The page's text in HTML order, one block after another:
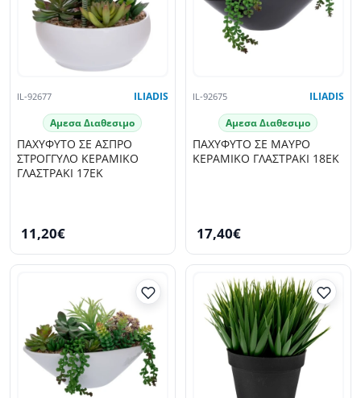
IL-92677 ILIADIS
Αμεσα Διαθεσιμο
ΠΑΧΥΦΥΤΟ ΣΕ ΑΣΠΡΟ
ΣΤΡΟΓΓΥΛΟ ΚΕΡΑΜΙΚΟ
ΓΛΑΣΤΡΑΚΙ 17ΕΚ
11,20€
IL-92675 ILIADIS
Αμεσα Διαθεσιμο
ΠΑΧΥΦΥΤΟ ΣΕ ΜΑΥΡΟ
ΚΕΡΑΜΙΚΟ ΓΛΑΣΤΡΑΚΙ 18ΕΚ
17,40€